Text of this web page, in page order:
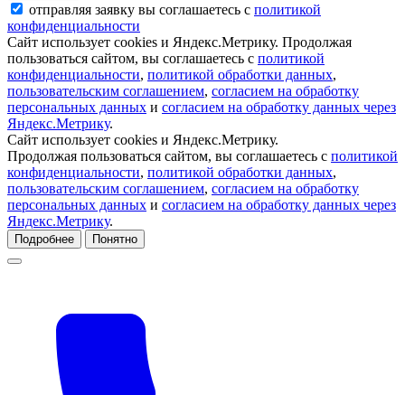
отправляя заявку вы соглашаетесь с политикой
конфиденциальности
Сайт использует cookies и Яндекс.Метрику. Продолжая
пользоваться сайтом, вы соглашаетесь с политикой
конфиденциальности, политикой обработки данных,
пользовательским соглашением, согласием на обработку
персональных данных и согласием на обработку данных через
Яндекс.Метрику.
Сайт использует cookies и Яндекс.Метрику.
Продолжая пользоваться сайтом, вы соглашаетесь с политикой
конфиденциальности, политикой обработки данных,
пользовательским соглашением, согласием на обработку
персональных данных и согласием на обработку данных через
Яндекс.Метрику.
Подробнее Понятно